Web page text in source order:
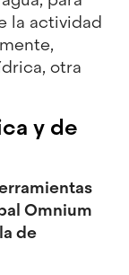
la actividad
otra
y de
Omnium
de